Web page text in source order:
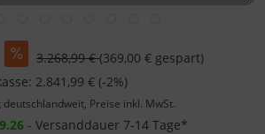
3.268,99 €(369,00 € gespart)
2.841,99 € (-2%)
deutschlandweit, Preise inkl. MwSt.
- Versanddauer 7-14 Tage*